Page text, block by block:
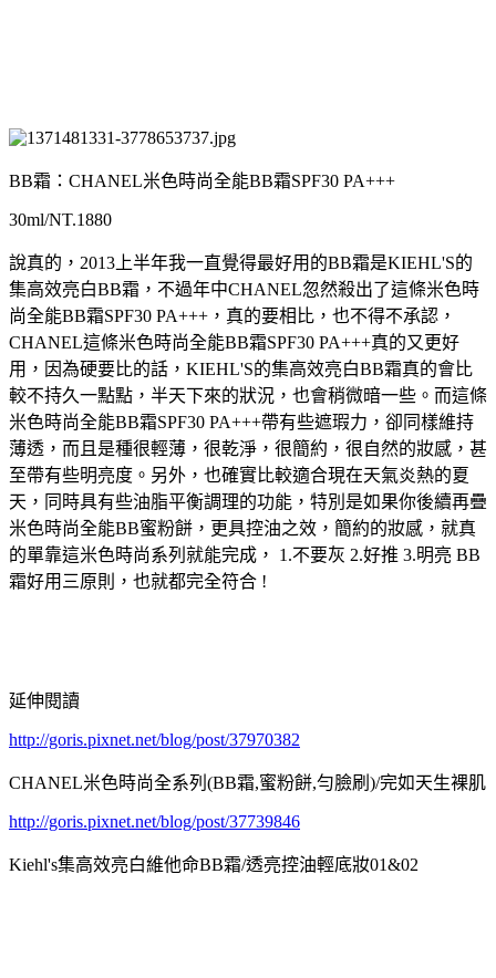
BB霜：CHANEL米色時尚全能BB霜SPF30 PA+++
30ml/NT.1880
說真的，2013上半年我一直覺得最好用的BB霜是KIEHL'S的
集高效亮白BB霜，不過年中CHANEL忽然殺出了這條米色時
尚全能BB霜SPF30 PA+++，真的要相比，也不得不承認，
CHANEL這條米色時尚全能BB霜SPF30 PA+++真的又更好
用，因為硬要比的話，KIEHL'S的集高效亮白BB霜真的會比
較不持久一點點，半天下來的狀況，也會稍微暗一些。而這條
米色時尚全能BB霜SPF30 PA+++帶有些遮瑕力，卻同樣維持
薄透，而且是種很輕薄，很乾淨，很簡約，很自然的妝感，甚
至帶有些明亮度。另外，也確實比較適合現在天氣炎熱的夏
天，同時具有些油脂平衡調理的功能，特別是如果你後續再疊
米色時尚全能BB蜜粉餅，更具控油之效，簡約的妝感，就真
的單靠這米色時尚系列就能完成， 1.不要灰 2.好推 3.明亮 BB
霜好用三原則，也就都完全符合 !
延伸閱讀
http://goris.pixnet.net/blog/post/37970382
CHANEL米色時尚全系列(BB霜,蜜粉餅,勻臉刷)/完如天生裸肌
http://goris.pixnet.net/blog/post/37739846
Kiehl's集高效亮白維他命BB霜/透亮控油輕底妝01&02